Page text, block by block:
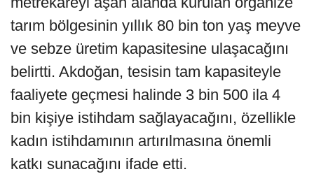
tarım bölgesinin yıllık 80 bin ton yaş meyve
ve sebze üretim kapasitesine ulaşacağını
belirtti. Akdoğan, tesisin tam kapasiteyle
faaliyete geçmesi halinde 3 bin 500 ila 4
bin kişiye istihdam sağlayacağını, özellikle
kadın istihdamının artırılmasına önemli
katkı sunacağını ifade etti.